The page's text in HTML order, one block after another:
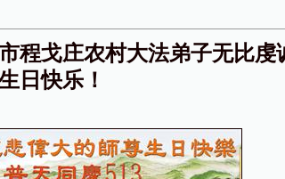
程戈庄农村大法弟子无比虔
日快乐！